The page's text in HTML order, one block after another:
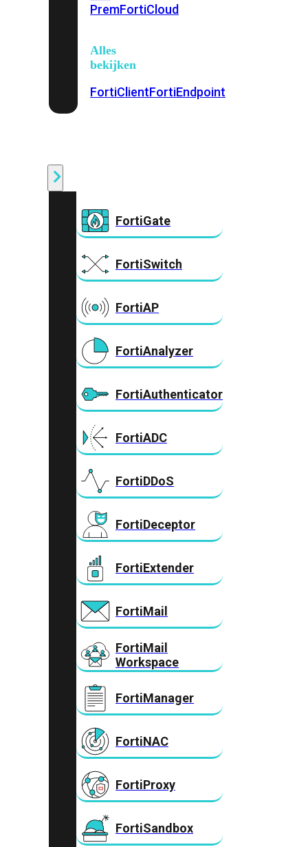
PremFortiCloud
Alles
bekijken
FortiClientFortiEndpoint
FortiGate
FortiSwitch
FortiAP
FortiAnalyzer
FortiAuthenticator
FortiADC
FortiDDoS
FortiDeceptor
FortiExtender
FortiMail
FortiMail
Workspace
FortiManager
FortiNAC
FortiProxy
FortiSandbox